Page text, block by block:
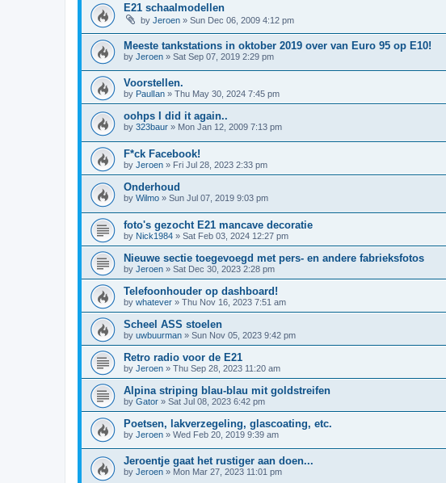
E21 schaalmodellen
by Jeroen » Sun Dec 06, 2009 4:12 pm
Meeste tankstations in oktober 2019 over van Euro 95 op E10!
by Jeroen » Sat Sep 07, 2019 2:29 pm
Voorstellen.
by PaulIan » Thu May 30, 2024 7:45 pm
oohps I did it again..
by 323baur » Mon Jan 12, 2009 7:13 pm
F*ck Facebook!
by Jeroen » Fri Jul 28, 2023 2:33 pm
Onderhoud
by Wilmo » Sun Jul 07, 2019 9:03 pm
foto's gezocht E21 mancave decoratie
by Nick1984 » Sat Feb 03, 2024 12:27 pm
Nieuwe sectie toegevoegd met pers- en andere fabrieksfotos
by Jeroen » Sat Dec 30, 2023 2:28 pm
Telefoonhouder op dashboard!
by whatever » Thu Nov 16, 2023 7:51 am
Scheel ASS stoelen
by uwbuurman » Sun Nov 05, 2023 9:42 pm
Retro radio voor de E21
by Jeroen » Thu Sep 28, 2023 11:20 am
Alpina striping blau-blau mit goldstreifen
by Gator » Sat Jul 08, 2023 6:42 pm
Poetsen, lakverzegeling, glascoating, etc.
by Jeroen » Wed Feb 20, 2019 9:39 am
Jeroentje gaat het rustiger aan doen...
by Jeroen » Mon Mar 27, 2023 11:01 pm